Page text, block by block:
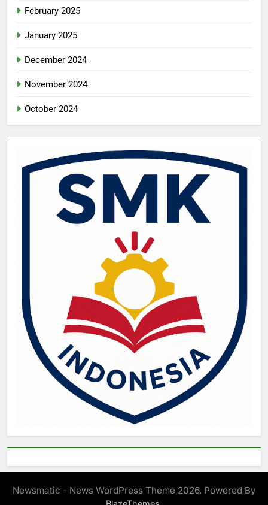
February 2025
January 2025
December 2024
November 2024
October 2024
Newsmatic - News WordPress Theme 2026. Powered By